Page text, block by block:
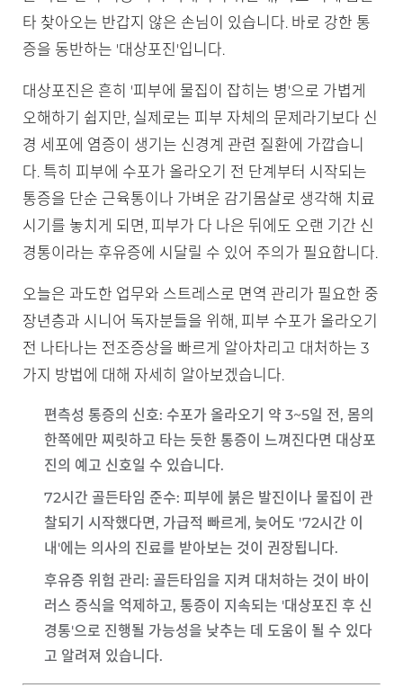
타 찾아오는 반갑지 않은 손님이 있습니다. 바로 강한 통
증을 동반하는 '대상포진'입니다.
대상포진은 흔히 '피부에 물집이 잡히는 병'으로 가볍게
오해하기 쉽지만, 실제로는 피부 자체의 문제라기보다 신
경 세포에 염증이 생기는 신경계 관련 질환에 가깝습니
다. 특히 피부에 수포가 올라오기 전 단계부터 시작되는
통증을 단순 근육통이나 가벼운 감기몸살로 생각해 치료
시기를 놓치게 되면, 피부가 다 나은 뒤에도 오랜 기간 신
경통이라는 후유증에 시달릴 수 있어 주의가 필요합니다.
오늘은 과도한 업무와 스트레스로 면역 관리가 필요한 중
장년층과 시니어 독자분들을 위해, 피부 수포가 올라오기
전 나타나는 전조증상을 빠르게 알아차리고 대처하는 3
가지 방법에 대해 자세히 알아보겠습니다.
편측성 통증의 신호: 수포가 올라오기 약 3~5일 전, 몸의
한쪽에만 찌릿하고 타는 듯한 통증이 느껴진다면 대상포
진의 예고 신호일 수 있습니다.
72시간 골든타임 준수: 피부에 붉은 발진이나 물집이 관
찰되기 시작했다면, 가급적 빠르게, 늦어도 '72시간 이
내'에는 의사의 진료를 받아보는 것이 권장됩니다.
후유증 위험 관리 : 골든타임을 지켜 대처하는 것이 바이
러스 증식을 억제하고, 통증이 지속되는 '대상포진 후 신
경통'으로 진행될 가능성을 낮추는 데 도움이 될 수 있다
고 알려져 있습니다.